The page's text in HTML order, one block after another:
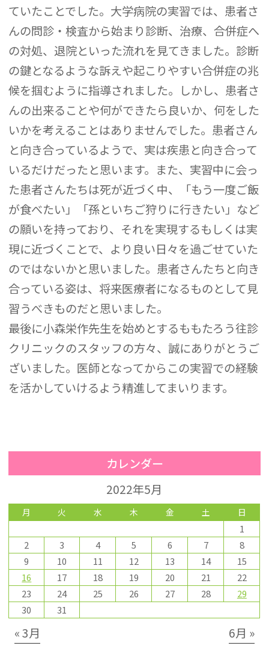
ていたことでした。大学病院の実習では、患者さ
んの問診・検査から始まり診断、治療、合併症へ
の対処、退院といった流れを見てきました。診断
の鍵となるような訴えや起こりやすい合併症の兆
候を掴むように指導されました。しかし、患者さ
んの出来ることや何ができたら良いか、何をした
いかを考えることはありませんでした。患者さん
と向き合っているようで、実は疾患と向き合って
いるだけだったと思います。また、実習中に会っ
た患者さんたちは死が近づく中、「もう一度ご飯
が食べたい」「孫といちご狩りに行きたい」など
の願いを持っており、それを実現するもしくは実
現に近づくことで、より良い日々を過ごせていた
のではないかと思いました。患者さんたちと向き
合っている姿は、将来医療者になるものとして見
習うべきものだと思いました。
最後に小森栄作先生を始めとするももたろう往診
クリニックのスタッフの方々、誠にありがとうご
ざいました。医師となってからこの実習での経験
を活かしていけるよう精進してまいります。
カレンダー
2022年5月
月 火 水 木 金 土 日
1
2
3 4 5 6 7
8
9
10 11 12 13 14
15
16
17 18 19 20 21
22
23
24 25 26 27 28
29
30
31
« 3月 6月 »